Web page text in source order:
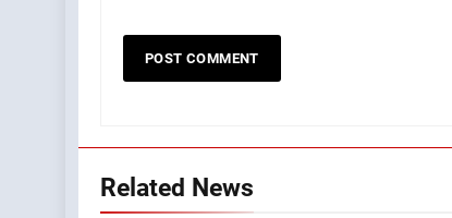
Related News